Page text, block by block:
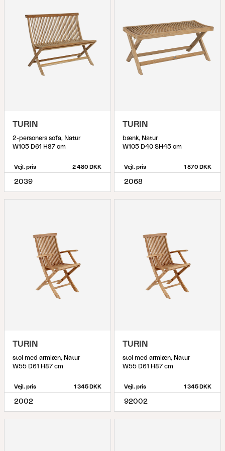
TURIN
2-personers sofa, Natur
W105 D61 H87 cm
Vejl. pris 2 480 DKK
2039
TURIN
bænk, Natur
W105 D40 SH45 cm
Vejl. pris 1 870 DKK
2068
TURIN
stol med armlæn, Natur
W55 D61 H87 cm
Vejl. pris 1 345 DKK
2002
TURIN
stol med armlæn, Natur
W55 D61 H87 cm
Vejl. pris 1 345 DKK
92002